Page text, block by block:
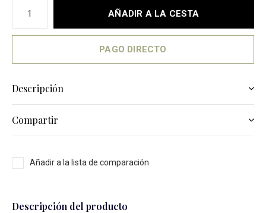
AÑADIR A LA CESTA
PAGO DIRECTO
Descripción
Compartir
Añadir a la lista de comparación
Descripción del producto